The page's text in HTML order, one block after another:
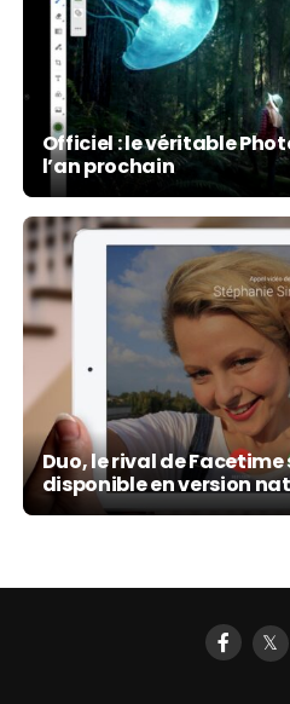
Officiel : le véritable
l’an prochain
Duo, le rival de
disponible en version
𝕏